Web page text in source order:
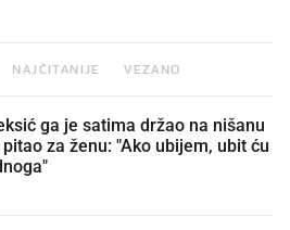
NAJČITANIJE VEZANO
ga je satima držao na nišanu
pitao za ženu: "Ako ubijem, ubit ću